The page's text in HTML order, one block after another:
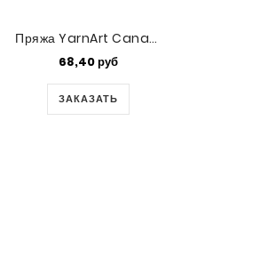
Пряжа YarnArt Canarias (6194)
68,40 руб
ЗАКАЗАТЬ